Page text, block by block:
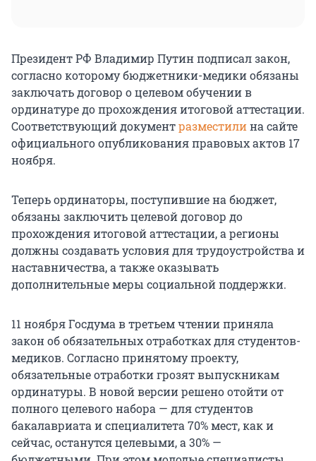
Президент РФ Владимир Путин подписал закон,
согласно которому бюджетники-медики обязаны
заключать договор о целевом обучении в
ординатуре до прохождения итоговой аттестации.
Соответствующий документразместилина сайте
официального опубликования правовых актов 17
ноября.
Теперь ординаторы, поступившие на бюджет,
обязаны заключить целевой договор до
прохождения итоговой аттестации, а регионы
должны создавать условия для трудоустройства и
наставничества, а также оказывать
дополнительные меры социальной поддержки.
11 ноября Госдума в третьем чтении приняла
закон об обязательных отработках для студентов-
медиков. Согласно принятому проекту,
обязательные отработки грозят выпускникам
ординатуры. В новой версии решено отойти от
полного целевого набора — для студентов
бакалавриата и специалитета 70% мест, как и
сейчас, останутся целевыми, а 30% —